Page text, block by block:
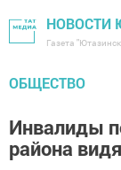
НОВОСТИ
Газета
ОБЩЕСТВО
Инвалиды
района